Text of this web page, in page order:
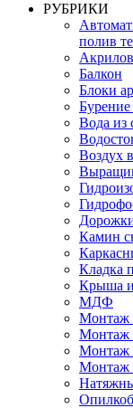
РУБРИКИ
полив
Балкон
Блоки
Вода из
Воздух
Камин
Кладка
Крыша
МДФ
Монтаж
Монтаж
Монтаж
Монтаж